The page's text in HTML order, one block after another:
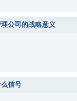
公司的战略意义
信号